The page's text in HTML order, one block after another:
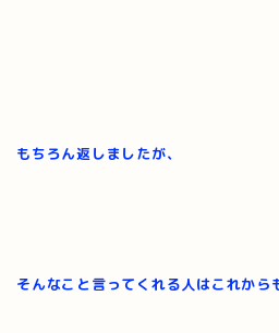
もちろん返しましたが、
そんなこと言ってくれる人はこれから